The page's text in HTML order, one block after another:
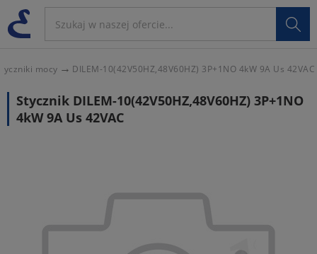

mocy DILEM-10(42V50HZ,48V60HZ) 3P+1NO 4kW 9A Us 42VAC
Stycznik DILEM-10(42V50HZ,48V60HZ) 3P+1NO
4kW 9A Us 42VAC